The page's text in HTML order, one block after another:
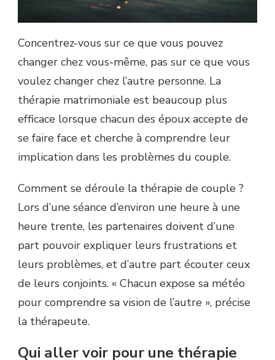
Concentrez-vous sur ce que vous pouvez
changer chez vous-même, pas sur ce que vous
voulez changer chez l’autre personne. La
thérapie matrimoniale est beaucoup plus
efficace lorsque chacun des époux accepte de
se faire face et cherche à comprendre leur
implication dans les problèmes du couple.
Comment se déroule la thérapie de couple ?
Lors d’une séance d’environ une heure à une
heure trente, les partenaires doivent d’une
part pouvoir expliquer leurs frustrations et
leurs problèmes, et d’autre part écouter ceux
de leurs conjoints. « Chacun expose sa météo
pour comprendre sa vision de l’autre », précise
la thérapeute.
Qui aller voir pour une thérapie